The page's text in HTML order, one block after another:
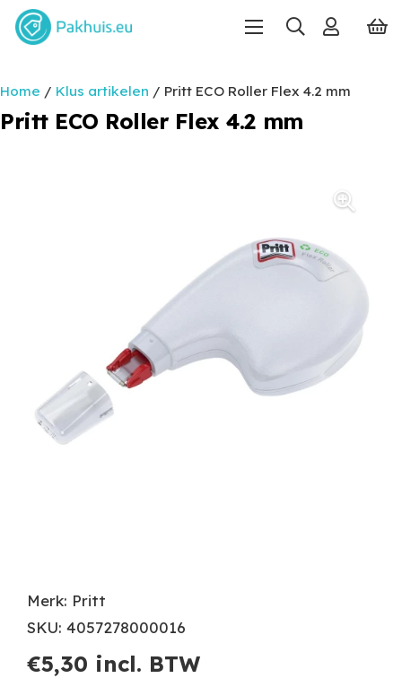
Home / Klus artikelen / Pritt ECO Roller Flex 4.2 mm
Pritt ECO Roller Flex 4.2 mm
Merk: Pritt
SKU: 4057278000016
€5,30 incl. BTW